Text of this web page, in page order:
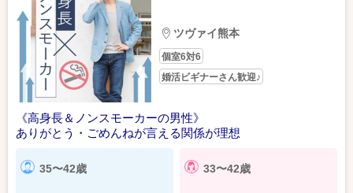
ツヴァイ熊本
個室6対6
婚活ビギナーさん歓迎♪
《高身長＆ノンスモーカーの男性》
ありがとう・ごめんねが言える関係が理想
35〜42歳 33〜42歳